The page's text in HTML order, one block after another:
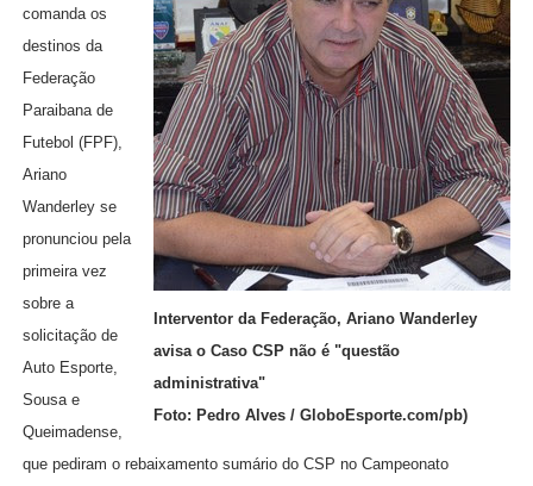
Interventor da Federação, Ariano Wanderley
avisa o Caso CSP não é "questão
administrativa"
Foto: Pedro Alves / GloboEsporte.com/pb)
comanda os
destinos da
Federação
Paraibana de
Futebol (FPF),
Ariano
Wanderley se
pronunciou pela
primeira vez
sobre a
solicitação de
Auto Esporte,
Sousa e
Queimadense,
que pediram o rebaixamento sumário do CSP no Campeonato